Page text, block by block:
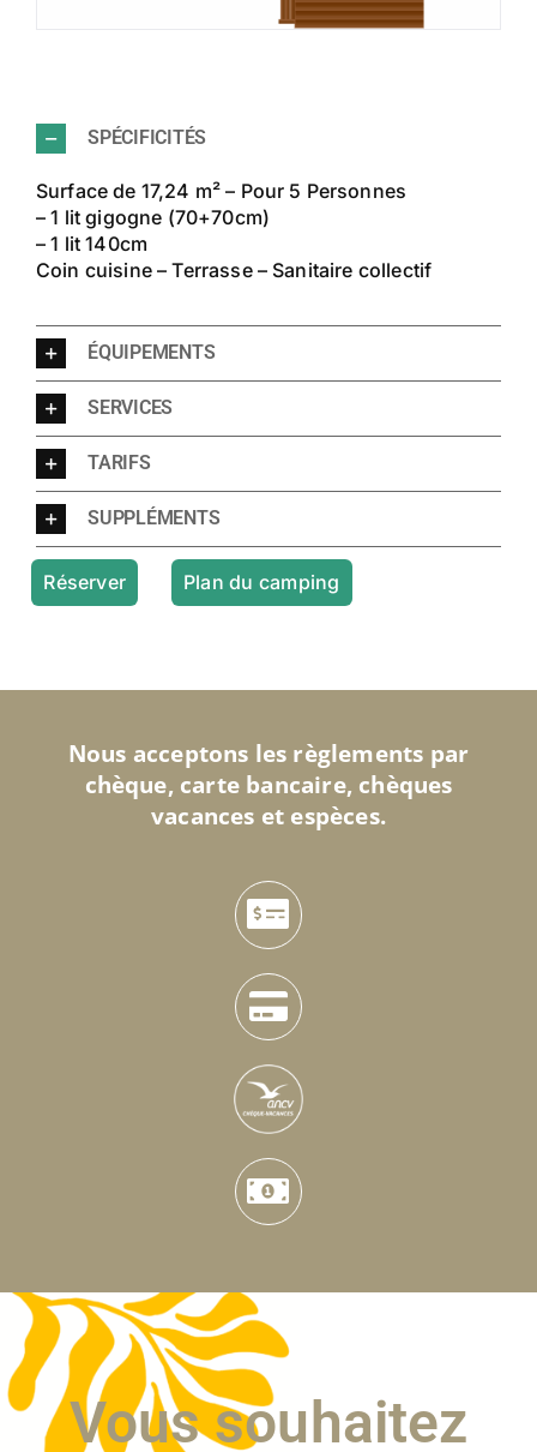
SPÉCIFICITÉS
Surface de 17,24 m² – Pour 5 Personnes
– 1 lit gigogne (70+70cm)
– 1 lit 140cm
Coin cuisine – Terrasse – Sanitaire collectif
ÉQUIPEMENTS
SERVICES
TARIFS
SUPPLÉMENTS
Réserver Plan du camping
Nous acceptons les règlements par
chèque, carte bancaire, chèques
vacances et espèces.
Vous souhaitez